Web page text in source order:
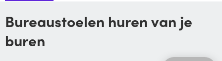
Bureaustoelen huren van je
buren